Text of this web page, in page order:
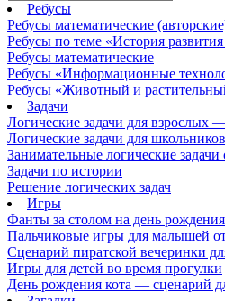
Ребусы
Ребусы математические
Ребусы по теме «История
Ребусы математические
Ребусы «Информационные
Ребусы «Животный и
Задачи
Логические задачи для взрослых
Логические задачи для
Занимательные логические задачи
Задачи по истории
Решение логических задач
Игры
Фанты за столом на день рождения
Пальчиковые игры для малышей
Сценарий пиратской вечеринки
Игры для детей во время прогулки
День рождения кота — сценарий